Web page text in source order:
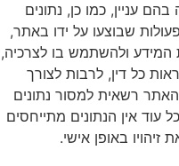
עניין, כמו כן, נתונים
שבוצעו על ידו באתר,
ולהשתמש בו לצרכיה,
כל דין, לרבות לצורך
רשאית למסור נתונים
עוד אין הנתונים מתייחסים
באופן אישי.